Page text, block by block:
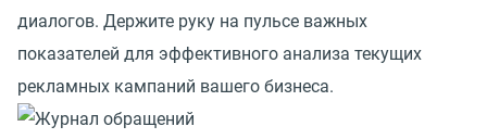
диалогов. Держите руку на пульсе важных
показателей для эффективного анализа текущих
рекламных кампаний вашего бизнеса.